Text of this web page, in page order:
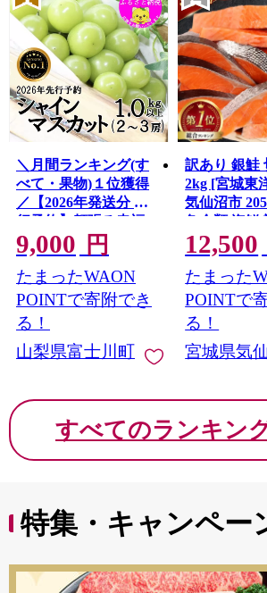
＼月間ランキング(す
べて・果物)１位獲得
／【2026年発送分 先
行予約】頬張る幸福
感 〜緑の宝石・ シ
ャインマスカット 〜
１ｋｇ以上（２〜３
房） フルーツ 山梨県
産 果物 くだもの シャ
イン マスカット ぶど
う ブドウ 葡萄 大粒 種
9000円 九千円
9,000 円
たまったWAON
POINTで寄附でき
る！
山梨県富士川町
訳あり 銀鮭
2kg [宮城東
気仙沼市
魚介類 海鮮
格外 不揃い
鮭切身 シャ
冷凍 家庭用
当 支援 サー
切り身 魚 わ
12,500
たまった
POINTで
る！
宮城県気
すべてのランキン
特集・キャンペー